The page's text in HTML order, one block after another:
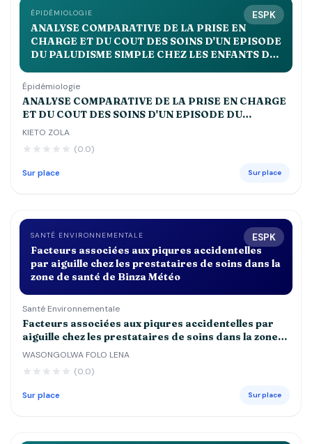
ESPK
ÉPIDÉMIOLOGIE
ANALYSE COMPARATIVE DE LA PRISE EN
CHARGE ET DU COUT DES SOINS D'UN EPISODE
DU PALUDISME SIMPLE CHEZ LES ENFANTS DE
st JOSEPH, ESENGO ET DEBORAH
Épidémiologie
ANALYSE COMPARATIVE DE LA PRISE EN CHARGE
ET DU COUT DES SOINS D'UN EPISODE DU
PALUDISME SIMPLE CHEZ LES ENFANTS DE MOINS
JOSEPH, ESENGO ET DEBORAH
KIETO ZOLA
(0.0)
Sur place Sur place
ESPK
SANTÉ ENVIRONNEMENTALE
Facteurs associées aux piqures accidentelles
par aiguille chez les prestataires de soins dans la
zone de santé de Binza Météo
Santé Environnementale
Facteurs associées aux piqures accidentelles par
aiguille chez les prestataires de soins dans la zone
de santé de Binza Météo
WASONGOLWA FOLO LENA
(0.0)
Sur place Sur place